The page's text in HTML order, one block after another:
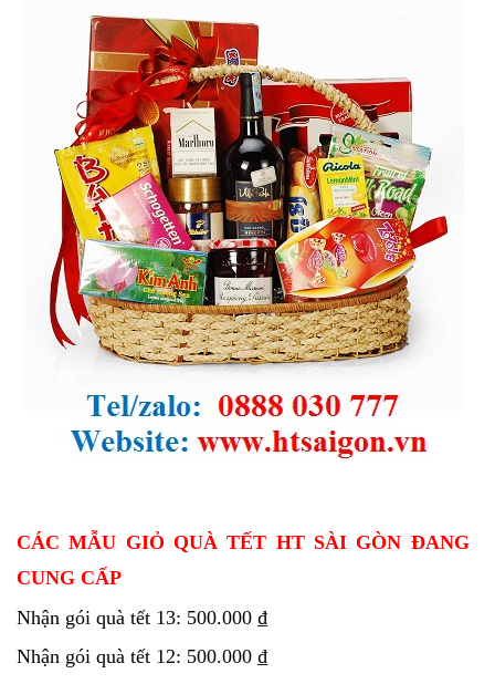
CÁC MẪU GIỎ QUÀ TẾT HT SÀI GÒN ĐANG
CUNG CẤP
Nhận gói quà tết 13: 500.000 ₫
Nhận gói quà tết 12: 500.000 ₫